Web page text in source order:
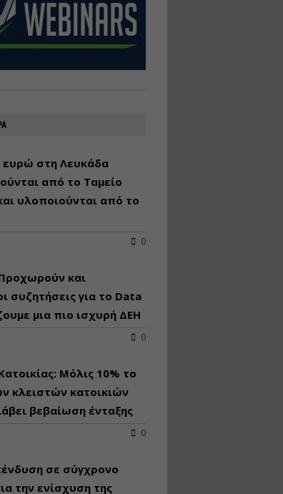
ευρώ στη Λευκάδα
από το Ταμείο
υλοποιούνται από το
0
και
συζητήσεις για το Data
μια πιο ισχυρή ΔΕΗ
0
Μόλις 10% το
κλειστών κατοικιών
βεβαίωση ένταξης
0
σε σύγχρονο
την ενίσχυση της
Αρχιτεκτονικός
Σχεδιασμός με το
Rhinoceros
κoλυμβητικής
υδατοδεξαμενής
Χρήστος Ροδόπουλος
Διάρκεια: 14 ώρες
Διαδικασία
αδειοδότησης και
έκδοσης
κατάταξης
Εισηγητές:
Γραμματή Μπακλατσή
Νικόλαος Σαρούκος
Διάρκεια: 8 ώρες